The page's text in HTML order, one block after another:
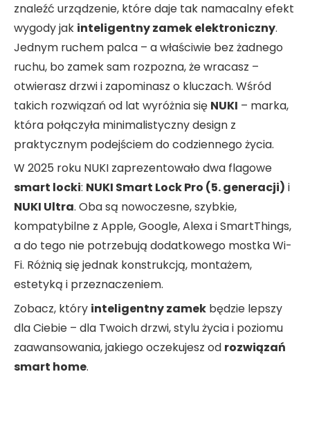
znaleźć urządzenie, które daje tak namacalny efekt
wygody jak inteligentny zamek elektroniczny.
Jednym ruchem palca – a właściwie bez żadnego
ruchu, bo zamek sam rozpozna, że wracasz –
otwierasz drzwi i zapominasz o kluczach. Wśród
takich rozwiązań od lat wyróżnia się NUKI – marka,
która połączyła minimalistyczny design z
praktycznym podejściem do codziennego życia.
W 2025 roku NUKI zaprezentowało dwa flagowe
smart locki: NUKI Smart Lock Pro (5. generacji) i
NUKI Ultra. Oba są nowoczesne, szybkie,
kompatybilne z Apple, Google, Alexa i SmartThings,
a do tego nie potrzebują dodatkowego mostka Wi-
Fi. Różnią się jednak konstrukcją, montażem,
estetyką i przeznaczeniem.
Zobacz, który inteligentny zamek będzie lepszy
dla Ciebie – dla Twoich drzwi, stylu życia i poziomu
zaawansowania, jakiego oczekujesz od rozwiązań
smart home.